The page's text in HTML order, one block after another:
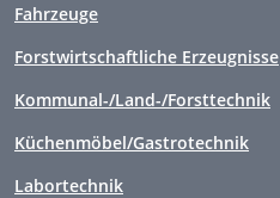
Fahrzeuge
Forstwirtschaftliche Erzeugnisse
Kommunal-/Land-/Forsttechnik
Küchenmöbel/Gastrotechnik
Labortechnik